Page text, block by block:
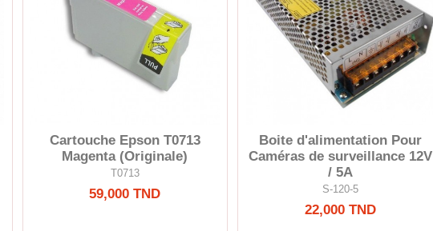
Cartouche Epson T0713
Magenta (Originale)
T0713
59,000 TND
Boite d'alimentation Pour
Caméras de surveillance 12V
/ 5A
S-120-5
22,000 TND